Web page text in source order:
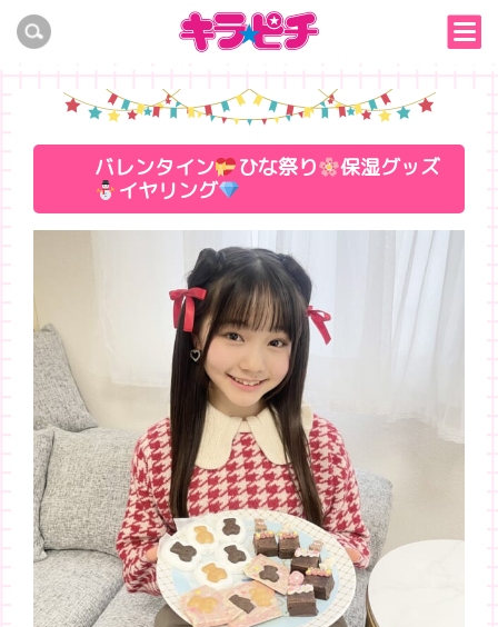
バレンタイン ひな祭り
保湿グッズ
イヤリング